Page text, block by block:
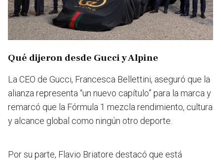
Qué dijeron desde Gucci y Alpine
La CEO de Gucci, Francesca Bellettini, aseguró que la
alianza representa “un nuevo capítulo” para la marca y
remarcó que la Fórmula 1 mezcla rendimiento, cultura
y alcance global como ningún otro deporte.
Por su parte, Flavio Briatore destacó que está